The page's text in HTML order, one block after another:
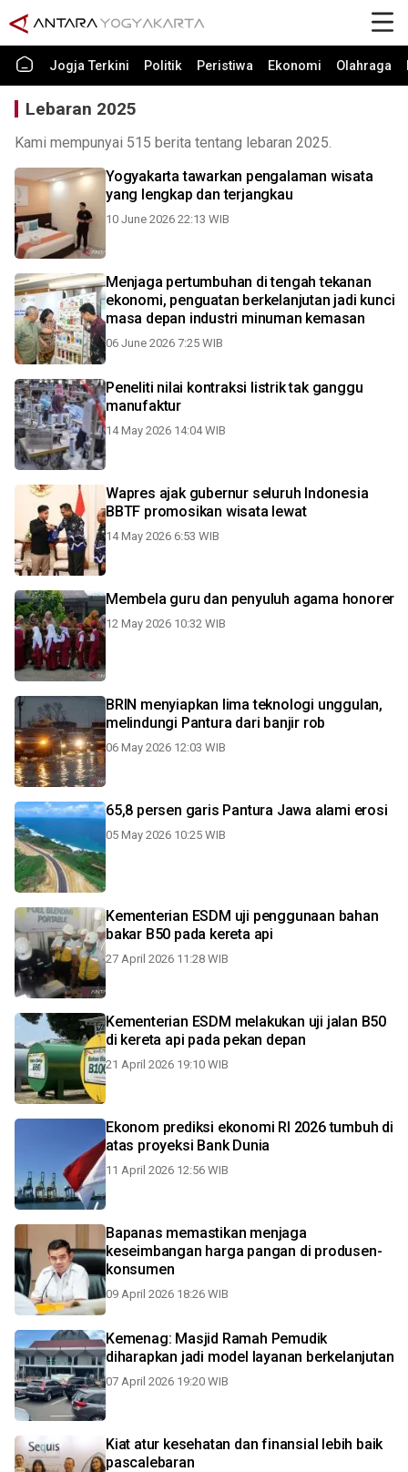
Jogja Terkini Politik Peristiwa Ekonomi Olahraga
Lebaran 2025
Kami mempunyai 515 berita tentang lebaran 2025.
Yogyakarta tawarkan pengalaman wisata
yang lengkap dan terjangkau
10 June 2026 22:13 WIB
Menjaga pertumbuhan di tengah tekanan
ekonomi, penguatan berkelanjutan jadi kunci
masa depan industri minuman kemasan
06 June 2026 7:25 WIB
Peneliti nilai kontraksi listrik tak ganggu
manufaktur
14 May 2026 14:04 WIB
Wapres ajak gubernur seluruh Indonesia
BBTF promosikan wisata lewat
14 May 2026 6:53 WIB
Membela guru dan penyuluh agama honorer
12 May 2026 10:32 WIB
BRIN menyiapkan lima teknologi unggulan,
melindungi Pantura dari banjir rob
06 May 2026 12:03 WIB
65,8 persen garis Pantura Jawa alami erosi
05 May 2026 10:25 WIB
Kementerian ESDM uji penggunaan bahan
bakar B50 pada kereta api
27 April 2026 11:28 WIB
Kementerian ESDM melakukan uji jalan B50
di kereta api pada pekan depan
21 April 2026 19:10 WIB
Ekonom prediksi ekonomi RI 2026 tumbuh di
atas proyeksi Bank Dunia
11 April 2026 12:56 WIB
Bapanas memastikan menjaga
keseimbangan harga pangan di produsen-
konsumen
09 April 2026 18:26 WIB
Kemenag: Masjid Ramah Pemudik
diharapkan jadi model layanan berkelanjutan
07 April 2026 19:20 WIB
Kiat atur kesehatan dan finansial lebih baik
pascalebaran